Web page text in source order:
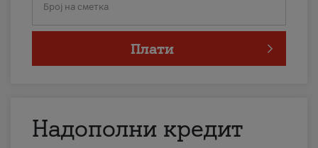
Број на сметка
Плати
Надополни кредит